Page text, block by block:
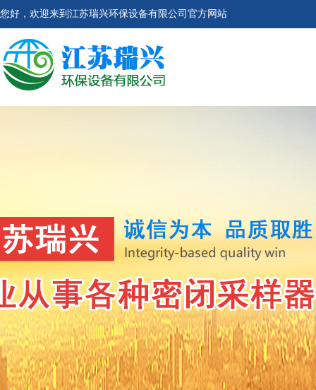
您好，欢迎来到江苏瑞兴环保设备有限公司官方网站